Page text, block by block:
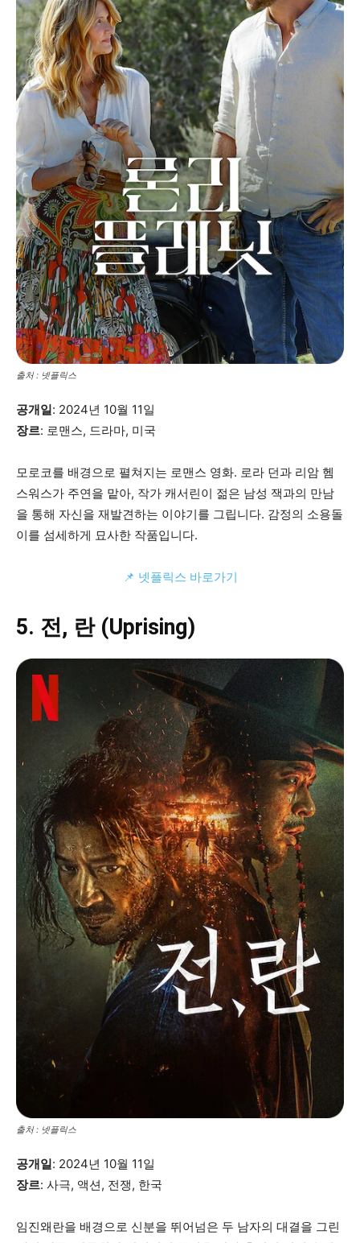
출처 : 넷플릭스
공개일: 2024년 10월 11일
장르: 로맨스, 드라마, 미국
모로코를 배경으로 펼쳐지는 로맨스 영화. 로라 던과 리암 헴
스워스가 주연을 맡아, 작가 캐서린이 젊은 남성 잭과의 만남
을 통해 자신을 재발견하는 이야기를 그립니다. 감정의 소용돌
이를 섬세하게 묘사한 작품입니다.
📌 넷플릭스 바로가기
5. 전, 란 (Uprising)
출처 : 넷플릭스
공개일: 2024년 10월 11일
장르: 사극, 액션, 전쟁, 한국
임진왜란을 배경으로 신분을 뛰어넘은 두 남자의 대결을 그린